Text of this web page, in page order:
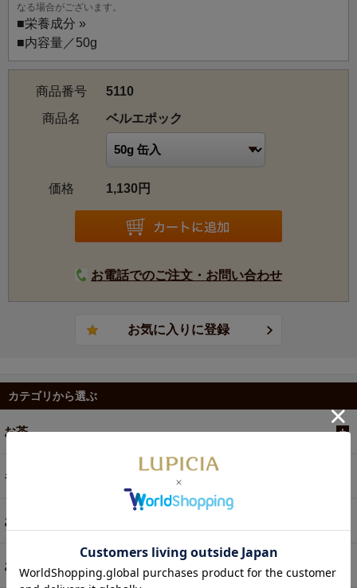
なる場合がございます。
■栄養成分 »
■内容量／50g
商品番号
5110
商品名
ベルエポック
価格 1,130円
お電話でのご注文・お問い合わせ
カテゴリから選ぶ
お茶
ギフト
お菓子・食品・飲料
お買い得商品